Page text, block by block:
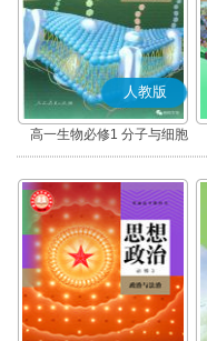
人教版
高一生物必修1 分子与细胞